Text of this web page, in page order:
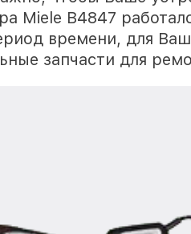
Miele B4847
времени, для
запчасти для